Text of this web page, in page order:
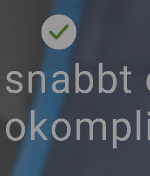
snabbt